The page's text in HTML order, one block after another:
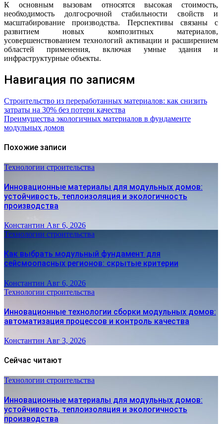
К основным вызовам относятся высокая стоимость,
необходимость долгосрочной стабильности свойств и
масштабирование производства. Перспективы связаны с
развитием новых композитных материалов,
усовершенствованием технологий активации и расширением
областей применения, включая умные здания и
инфраструктурные объекты.
Навигация по записям
Строительство из переработанных материалов: как снизить
затраты на 30% без потери качества
Преимущества экологичных материалов в фундаменте
модульных домов
Похожие записи
Технологии строительства
Инновационные материалы для модульных домов:
устойчивость, теплоизоляция и экологичность
производства
Константин Авг 6, 2026
Технологии строительства
Как выбрать модульный фундамент для
сейсмоопасных регионов: скрытые критерии
Константин Авг 6, 2026
Технологии строительства
Инновационные технологии сборки модульных домов:
автоматизация процессов и контроль качества
Константин Авг 3, 2026
Сейчас читают
Технологии строительства
Инновационные материалы для модульных домов:
устойчивость, теплоизоляция и экологичность
производства